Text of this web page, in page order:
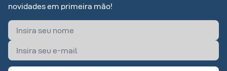
novidades em primeira mão!